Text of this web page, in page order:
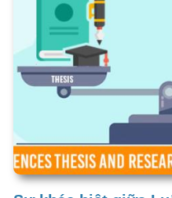
Sự khác biệt giữa Luận
nghiên cứu: Đánh giá
Nhiều người nhầm tưởng rằng
giống nhau. Nhưng đó là một